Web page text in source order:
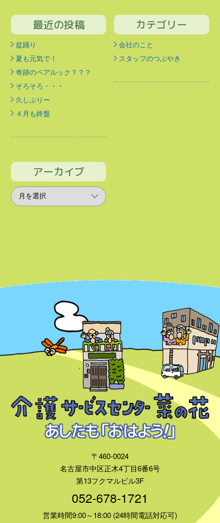
最近の投稿
盆踊り
夏も元気で！
奇跡のペアルック？？？
そろそろ・・・
久しぶりー
４月も終盤
カテゴリー
会社のこと
スタッフのつぶやき
アーカイブ
〒460-0024
名古屋市中区正木4丁目6番6号
第13フクマルビル3F
052-678-1721
営業時間9:00～18:00 (24時間電話対応可)